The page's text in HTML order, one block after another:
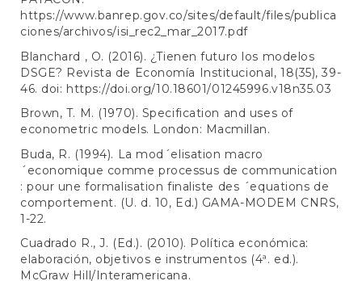
https://www.banrep.gov.co/sites/default/files/publica
ciones/archivos/isi_rec2_mar_2017.pdf
Blanchard , O. (2016). ¿Tienen futuro los modelos
DSGE? Revista de Economía Institucional, 18(35), 39-
46. doi: https://doi.org/10.18601/01245996.v18n35.03
Brown, T. M. (1970). Specification and uses of
econometric models. London: Macmillan.
Buda, R. (1994). La mod´elisation macro
´economique comme processus de communication
: pour une formalisation finaliste des ´equations de
comportement. (U. d. 10, Ed.) GAMA-MODEM CNRS,
1-22.
Cuadrado R., J. (Ed.). (2010). Política económica:
elaboración, objetivos e instrumentos (4ª. ed.).
McGraw Hill/Interamericana.